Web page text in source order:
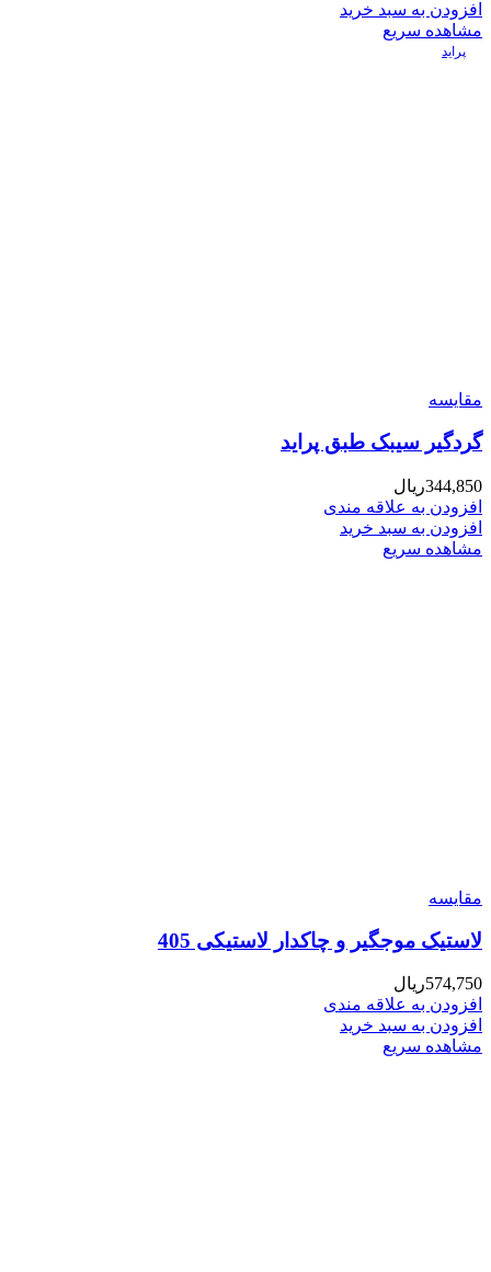
افزودن به سبد خرید
مشاهده سریع
پراید
مقایسه
گردگیر سیبک طبق پراید
344,850ریال
افزودن به علاقه مندی
افزودن به سبد خرید
مشاهده سریع
مقایسه
لاستیک موجگیر و چاکدار لاستیکی 405
574,750ریال
افزودن به علاقه مندی
افزودن به سبد خرید
مشاهده سریع